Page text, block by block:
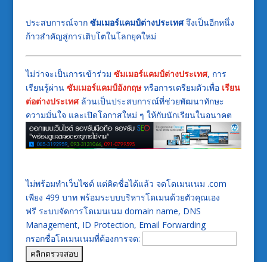
ประสบการณ์จาก ซัมเมอร์แคมป์ต่างประเทศจึงเป็นอีกหนึ่ง
ก้าวสำคัญสู่การเติบโตในโลกยุคใหม่
ไม่ว่าจะเป็นการเข้าร่วม ซัมเมอร์แคมป์ต่างประเทศ, การ
เรียนรู้ผ่าน ซัมเมอร์แคมป์อังกฤษหรือการเตรียมตัวเพื่อ เรียน
ต่อต่างประเทศล้วนเป็นประสบการณ์ที่ช่วยพัฒนาทักษะ
ความมั่นใจ และเปิดโอกาสใหม่ ๆ ให้กับนักเรียนในอนาคต
ไม่พร้อมทำเว็บไซต์ แต่คิดชื่อได้แล้ว จดโดเมนเนม .com
เพียง 499 บาท พร้อมระบบบริหารโดเมนด้วยตัวคุณเอง
ฟรี ระบบจัดการโดเมนเนม domain name, DNS
Management, ID Protection, Email Forwarding
กรอกชื่อโดเมนเนมที่ต้องการจด: